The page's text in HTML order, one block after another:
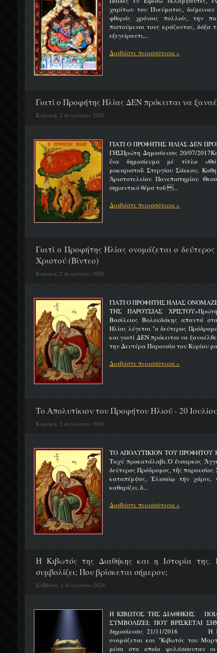
χαρίτων του Πνεύματος,
φθοράς χρόνοις πολλοίς, την
πιστούμενοι τους κράζοντας,
εξεγείραντι,...
Διαβάστε περισσότερα »
Γιατί ο Προφήτης Ηλίας ΔΕΝ πρόκειται να
Κυριακή, 2 Αυγούστου 2026
ΓΙΑΤΙ Ο ΠΡΟΦΗΤΗΣ ΗΛΙΑΣ ΔΕΝ
ΓΗΣΠρώτη Δημοσίευσις 20/07/
ἕνα δημοσίευμα μέ τίτλο
μακαριστοῦ Στεργίου Σάκκου,
Ἀριστοτελείου Πανεπιστημίου
σημαντικό θέμα τοῦ ...
Διαβάστε περισσότερα »
Γιατί ο Προφήτης Ηλίας ονομάζεται ο
Χριστού (Βίντεο)
Κυριακή, 2 Αυγούστου 2026
ΓΙΑΤΙ Ο ΠΡΟΦΗΤΗΣ ΗΛΙΑΣ
ΤΗΣ ΠΑΡΟΥΣΙΑΣ
Βασίλειος Βολουδάκης απαντά
Ηλίας λέγεται "ο δεύτερος
και γιατί ΔΕΝ πρόκειται να
την Δευτέρα Παρουσία του Κυρίου
Διαβάστε περισσότερα »
Το Απολυτίκιον του Προφήτου Ηλιού - 20 Ιουλίου
Κυριακή, 2 Αυγούστου 2026
ΤΟ ΑΠΟΛΥΤΙΚΙΟΝ ΤΟΥ ΠΡΟΦΗΤΟΥ
Ταχύ προκατάλαβε.Ὁ ἔνσαρκος
δεύτερος Πρόδρομος, τῆς παρουσίας
καταπέμψας, Ἐλισαίῳ τὴν χάριν,
καθαρίζει, δ...
Διαβάστε περισσότερα »
H Κιβωτός της Διαθήκης και η Ιστορία της.
συμβολίζει; Που βρίσκεται σήμερον;
Σάββατο, 1 Αυγούστου 2026
Η ΚΙΒΩΤΟΣ ΤΗΣ ΔΙΑΘΗΚΗΣ
ΣΥΜΒΟΛΙΖΕΙ; ΠΟΥ
δημοσίευσις 21/11/2016 Η
ονομάζεται και "Κιβωτός του
μέσα στο οποίο φυλάσσονταν